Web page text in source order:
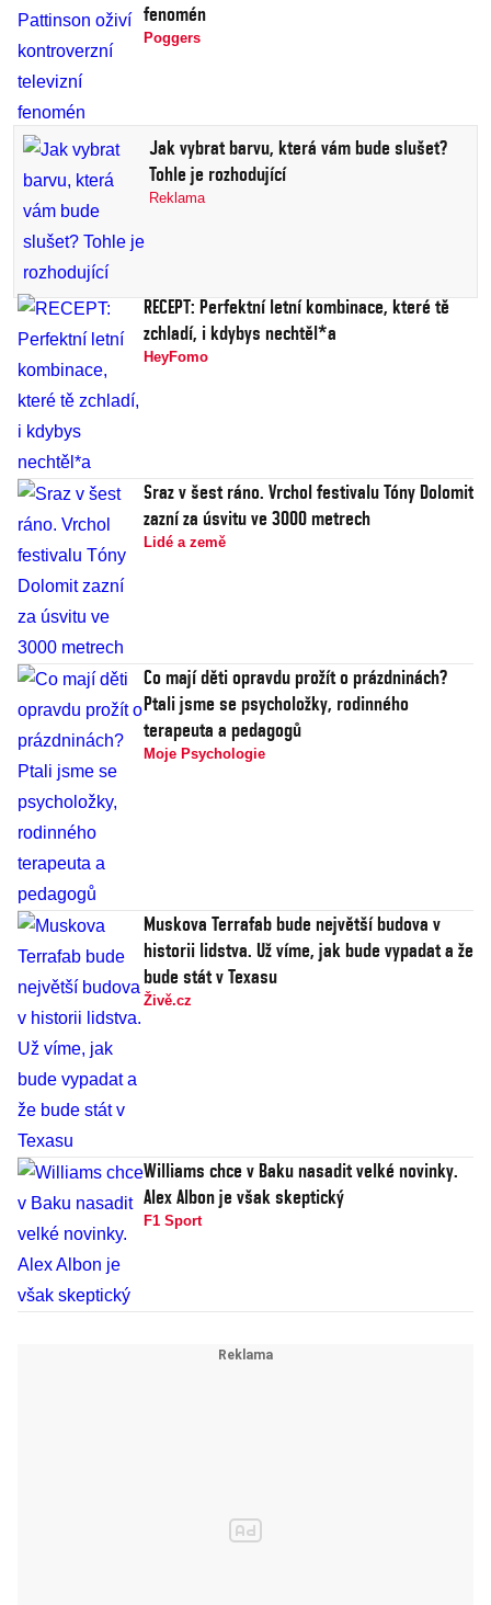
fenomén
Poggers
Jak vybrat barvu, která vám bude slušet?
Tohle je rozhodující
Reklama
RECEPT: Perfektní letní kombinace, které tě
zchladí, i kdybys nechtěl*a
HeyFomo
Sraz v šest ráno. Vrchol festivalu Tóny Dolomit
zazní za úsvitu ve 3000 metrech
Lidé a země
Co mají děti opravdu prožít o prázdninách?
Ptali jsme se psycholožky, rodinného
terapeuta a pedagogů
Moje Psychologie
Muskova Terrafab bude největší budova v
historii lidstva. Už víme, jak bude vypadat a že
bude stát v Texasu
Živě.cz
Williams chce v Baku nasadit velké novinky.
Alex Albon je však skeptický
F1 Sport